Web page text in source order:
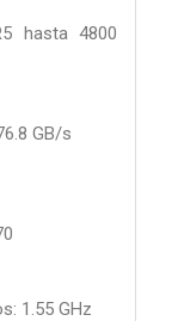
hasta 4800
GB/s
1.55 GHz